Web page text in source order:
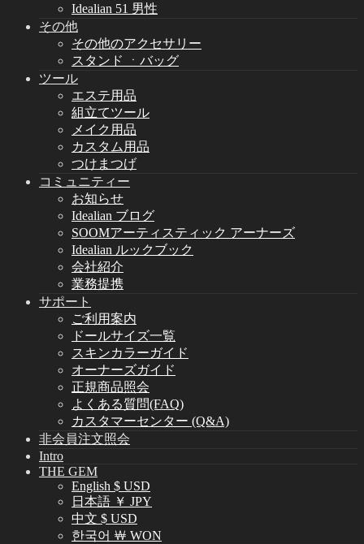
Idealian 51 男性
その他
その他のアクセサリー
スタンド ㆍバッグ
ツール
エステ用品
組立てツール
メイク用品
カスタム用品
つけまつげ
コミュニティー
お知らせ
Idealian ブログ
SOOMアーティスティック アーナーズ
Idealian ルックブック
会社紹介
業務提携
サポート
ご利用案内
ドールサイズ一覧
スキンカラーガイド
オーナーズガイド
正規商品照会
よくある質問(FAQ)
カスタマーセンター (Q&A)
非会員注文照会
Intro
THE GEM
English $ USD
日本語 ￥ JPY
中文 $ USD
한국어 ￦ WON